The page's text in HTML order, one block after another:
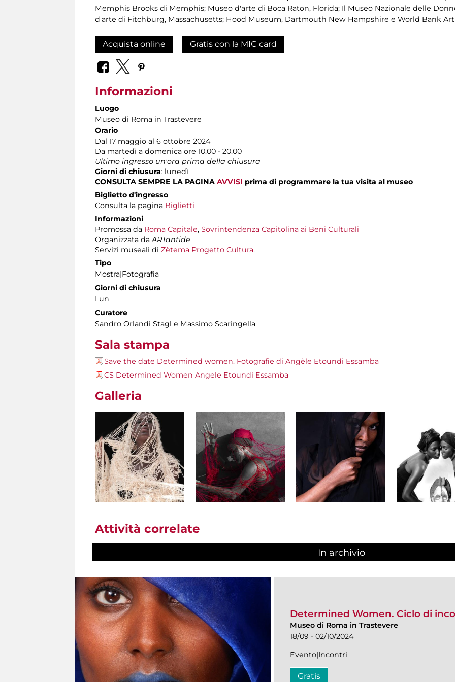
Memphis Brooks di Memphis; Museo d'arte di Boca Raton, Florida; Il Museo Nazionale delle
d'arte di Fitchburg, Massachusetts; Hood Museum, Dartmouth New Hampshire e World Bank
Acquista online Gratis con la MIC card
Informazioni
Luogo
Museo di Roma in Trastevere
Orario
Dal 17 maggio al 6 ottobre 2024
Da martedì a domenica ore 10.00 - 20.00
Ultimo ingresso un'ora prima della chiusura
Giorni di chiusura: lunedì
CONSULTA SEMPRE LA PAGINA AVVISI prima di programmare la tua visita al museo
Biglietto d'ingresso
Consulta la pagina Biglietti
Informazioni
Promossa da Roma Capitale, Sovrintendenza Capitolina ai Beni Culturali
Organizzata daARTantide
Servizi museali di Zètema Progetto Cultura.
Tipo
Mostra|Fotografia
Giorni di chiusura
Lun
Curatore
Sandro Orlandi Stagl e Massimo Scaringella
Sala stampa
Save the date Determined women. Fotografie di Angèle Etoundi Essamba
CS Determined Women Angele Etoundi Essamba
Galleria
Attività correlate
In archivio
Determined Women. Ciclo di
Museo di Roma in Trastevere
18/09 - 02/10/2024
Evento|Incontri
Gratis